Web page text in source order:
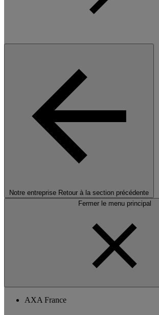
Notre entreprise Retour à la section précédente
Fermer le menu principal
AXA France